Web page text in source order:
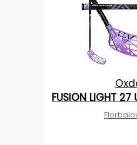
FUSION LIGHT 27